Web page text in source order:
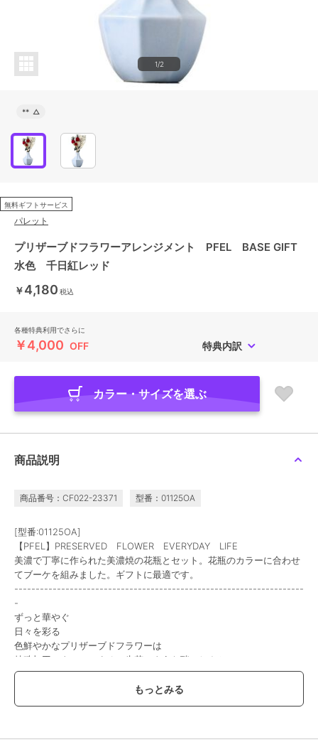
1/2
** △
無料ギフトサービス
パレット
プリザーブドフラワーアレンジメント PFEL BASE GIFT
水色 千日紅レッド
￥4,180 税込
各種特典利用でさらに
￥4,000 OFF 特典内訳
カラー・サイズを選ぶ
商品説明
商品番号：CF022-23371 型番：01125OA
[型番:01125OA]
【PFEL】PRESERVED FLOWER EVERYDAY LIFE
美濃で丁寧に作られた美濃焼の花瓶とセット。花瓶のカラーに合わせ
てブーケを組みました。ギフトに最適です。
--------------------------------------------------------------------
-
ずっと華やぐ
日々を彩る
色鮮やかなプリザーブドフラワーは
特殊加工によって、まるで生花のような瑞々しさと
色彩豊かな美しさを長く楽しめることができ
日々の生活を華やかに彩ります。
「ただ生きているだけでは不十分だ。人は太陽、自由、